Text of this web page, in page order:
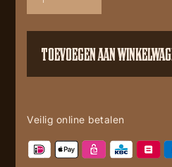
Vintage
TOEVOEGEN AAN
Veilig online betalen